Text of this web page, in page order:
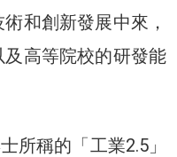
和創新發展中來，
高等院校的研發能
所稱的「工業2.5」